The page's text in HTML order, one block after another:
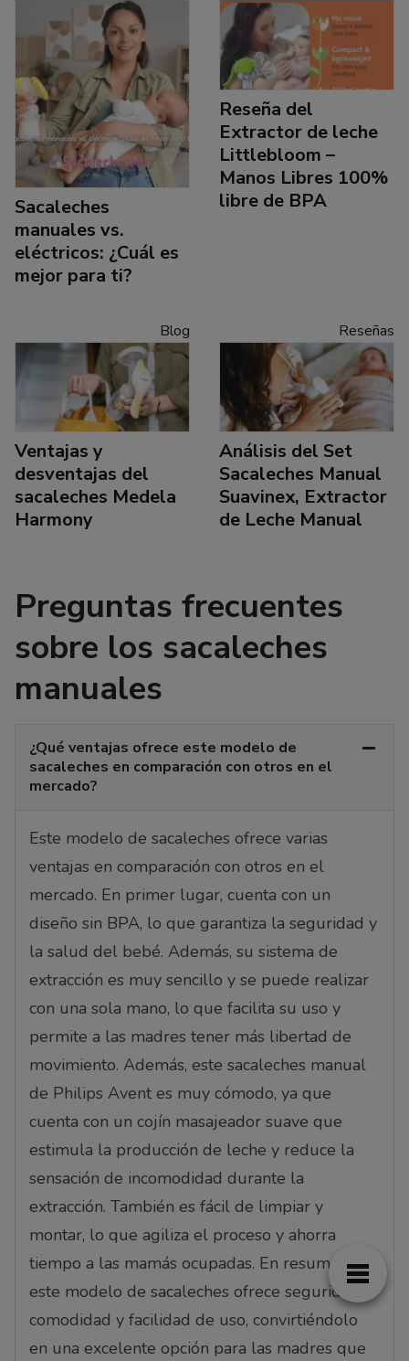
Sacaleches
manuales vs.
eléctricos: ¿Cuál es
mejor para ti?
Reseña del
Extractor de leche
Littlebloom –
Manos Libres 100%
libre de BPA
Blog
Ventajas y
desventajas del
sacaleches Medela
Harmony
Reseñas
Análisis del Set
Sacaleches Manual
Suavinex, Extractor
de Leche Manual
Preguntas frecuentes
sobre los sacaleches
manuales
¿Qué ventajas ofrece este modelo de
sacaleches en comparación con otros en el
mercado?
Este modelo de sacaleches ofrece varias
ventajas en comparación con otros en el
mercado. En primer lugar, cuenta con un
diseño sin BPA, lo que garantiza la seguridad y
la salud del bebé. Además, su sistema de
extracción es muy sencillo y se puede realizar
con una sola mano, lo que facilita su uso y
permite a las madres tener más libertad de
movimiento. Además, este sacaleches manual
de Philips Avent es muy cómodo, ya que
cuenta con un cojín masajeador suave que
estimula la producción de leche y reduce la
sensación de incomodidad durante la
extracción. También es fácil de limpiar y
montar, lo que agiliza el proceso y ahorra
tiempo a las mamás ocupadas. En resumen,
este modelo de sacaleches ofrece seguridad,
comodidad y facilidad de uso, convirtiéndolo
en una excelente opción para las madres que